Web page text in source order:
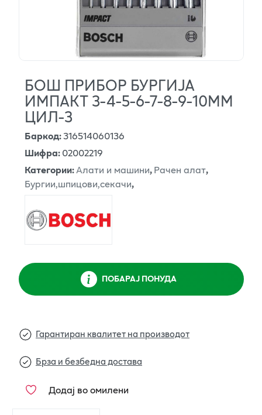
БОШ ПРИБОР БУРГИЈА
ИМПАКТ 3-4-5-6-7-8-9-10ММ
ЦИЛ-3
Баркод:316514060136
Шифра:02002219
Категории:Алати и машини,Рачен алат,
Бургии,шпицови,секачи,
ПОБАРАЈ ПОНУДА
Гарантиран квалитет на производот
Брза и безбедна достава
Додај во омилени